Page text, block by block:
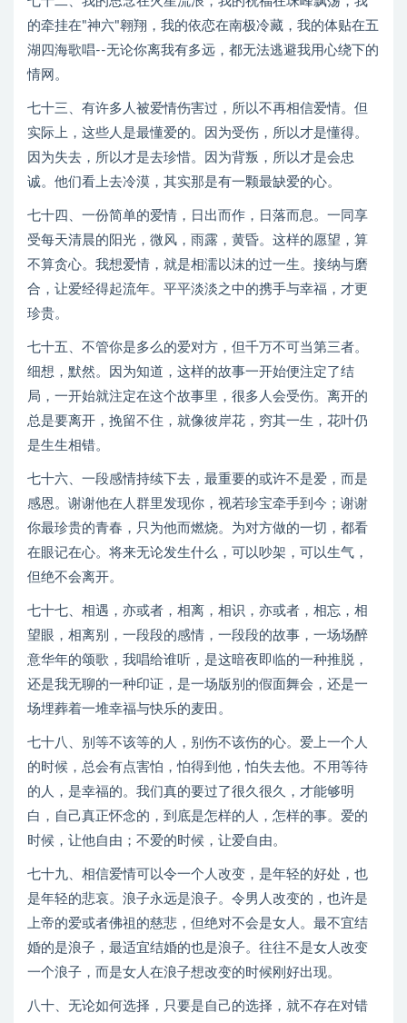
的牵挂在"神六"翱翔，我的依恋在南极冷藏，我的体贴在五
湖四海歌唱--无论你离我有多远，都无法逃避我用心绕下的
情网。
七十三、有许多人被爱情伤害过，所以不再相信爱情。但
实际上，这些人是最懂爱的。因为受伤，所以才是懂得。
因为失去，所以才是去珍惜。因为背叛，所以才是会忠
诚。他们看上去冷漠，其实那是有一颗最缺爱的心。
七十四、一份简单的爱情，日出而作，日落而息。一同享
受每天清晨的阳光，微风，雨露，黄昏。这样的愿望，算
不算贪心。我想爱情，就是相濡以沫的过一生。接纳与磨
合，让爱经得起流年。平平淡淡之中的携手与幸福，才更
珍贵。
七十五、不管你是多么的爱对方，但千万不可当第三者。
细想，默然。因为知道，这样的故事一开始便注定了结
局，一开始就注定在这个故事里，很多人会受伤。离开的
总是要离开，挽留不住，就像彼岸花，穷其一生，花叶仍
是生生相错。
七十六、一段感情持续下去，最重要的或许不是爱，而是
感恩。谢谢他在人群里发现你，视若珍宝牵手到今；谢谢
你最珍贵的青春，只为他而燃烧。为对方做的一切，都看
在眼记在心。将来无论发生什么，可以吵架，可以生气，
但绝不会离开。
七十七、相遇，亦或者，相离，相识，亦或者，相忘，相
望眼，相离别，一段段的感情，一段段的故事，一场场醉
意华年的颂歌，我唱给谁听，是这暗夜即临的一种推脱，
还是我无聊的一种印证，是一场版别的假面舞会，还是一
场埋葬着一堆幸福与快乐的麦田。
七十八、别等不该等的人，别伤不该伤的心。爱上一个人
的时候，总会有点害怕，怕得到他，怕失去他。不用等待
的人，是幸福的。我们真的要过了很久很久，才能够明
白，自己真正怀念的，到底是怎样的人，怎样的事。爱的
时候，让他自由；不爱的时候，让爱自由。
七十九、相信爱情可以令一个人改变，是年轻的好处，也
是年轻的悲哀。浪子永远是浪子。令男人改变的，也许是
上帝的爱或者佛祖的慈悲，但绝对不会是女人。最不宜结
婚的是浪子，最适宜结婚的也是浪子。往往不是女人改变
一个浪子，而是女人在浪子想改变的时候刚好出现。
八十、无论如何选择，只要是自己的选择，就不存在对错